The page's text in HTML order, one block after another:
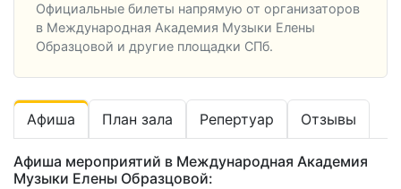
Официальные билеты напрямую от организаторов
в Международная Академия Музыки Елены
Образцовой и другие площадки СПб.
Афиша План зала Репертуар Отзывы
Афиша мероприятий в Международная Академия
Музыки Елены Образцовой: